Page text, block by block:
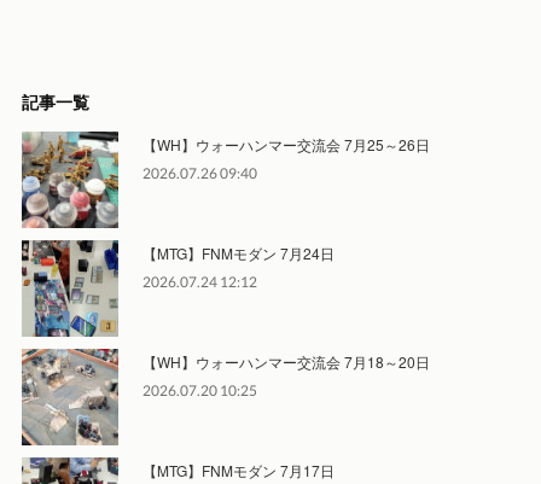
記事一覧
【WH】ウォーハンマー交流会 7月25～26日
2026.07.26 09:40
【MTG】FNMモダン 7月24日
2026.07.24 12:12
【WH】ウォーハンマー交流会 7月18～20日
2026.07.20 10:25
【MTG】FNMモダン 7月17日